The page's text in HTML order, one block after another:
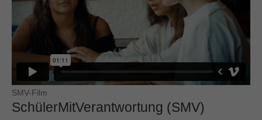
SMV-Film
SchülerMitVerantwortung (SMV)